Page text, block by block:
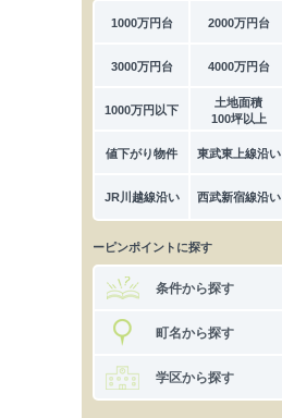
1000万円台 2000万円台
3000万円台 4000万円台
1000万円以下
土地面積
100坪以上
値下がり物件 東武東上線沿い
JR川越線沿い 西武新宿線沿い
ーピンポイントに探す
条件から探す
町名から探す
学区から探す